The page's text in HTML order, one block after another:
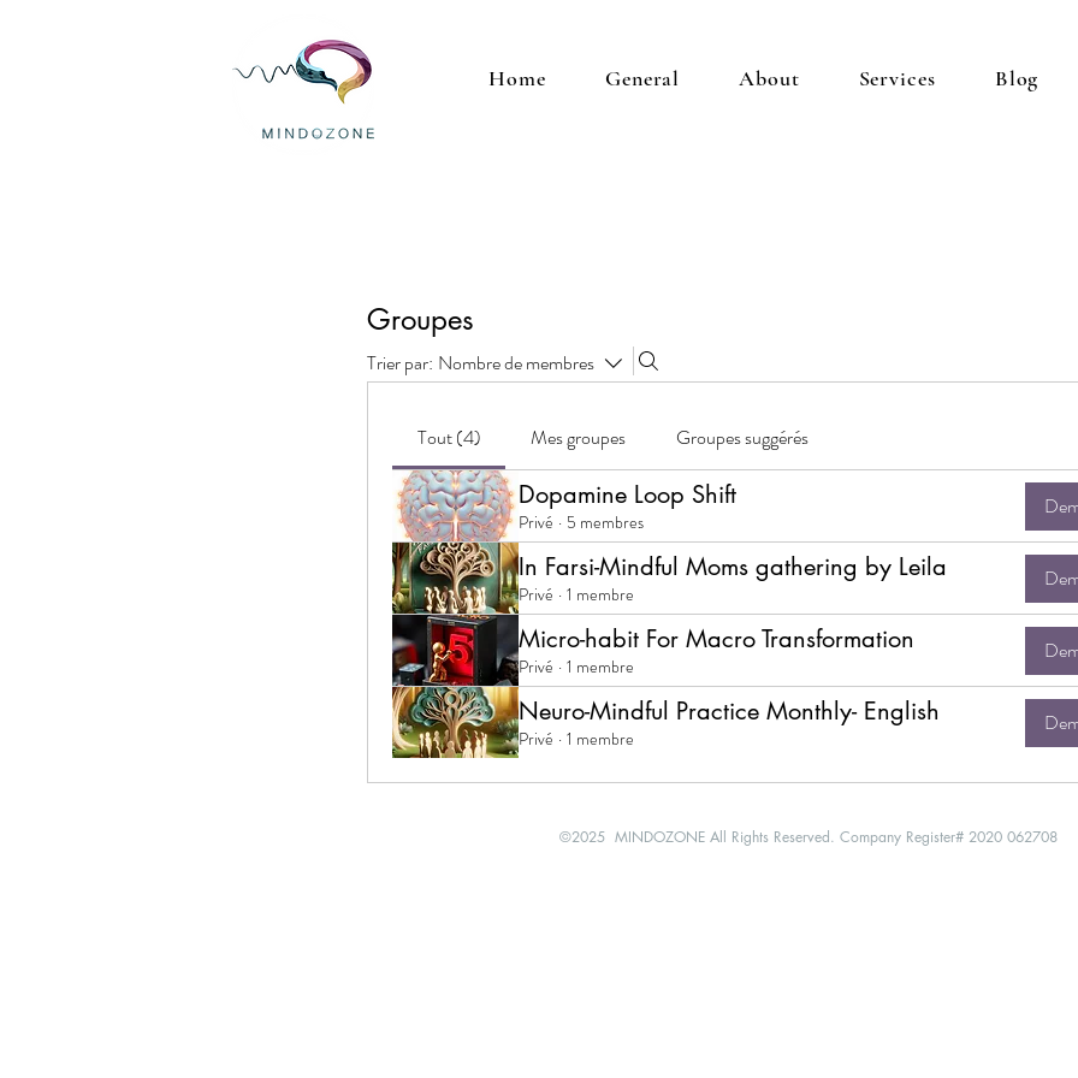
Home General About Services Blog
Groupes
Trier par: Nombre de membres
Tout (4) Mes groupes Groupes suggérés
Dopamine Loop Shift
Privé · 5 membres
In Farsi-Mindful Moms gathering by Leila
Privé · 1 membre
Micro-habit For Macro Transformation
Privé · 1 membre
Neuro-Mindful Practice Monthly- English
Privé · 1 membre
©2025 MINDOZONE All Rights Reserved. Company Register# 2020 062708